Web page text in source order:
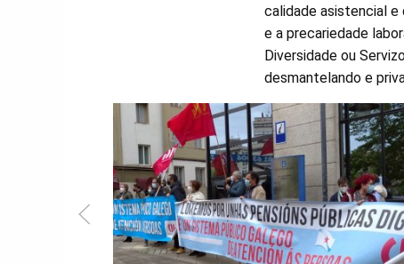
calidade asistencial e
e a precariedade
Diversidade ou
desmantelando e